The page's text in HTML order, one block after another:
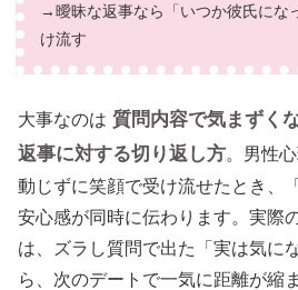
→曖昧な返事なら「いつか彼氏にな
け流す
大事なのは 質問内容で気まずく
返事に対する切り返し方。男性
動じずに笑顔で受け流せたとき、
安心感が同時に伝わります。実際
は、ズラし質問で出た「実は気に
ら、次のデートで一気に距離が縮